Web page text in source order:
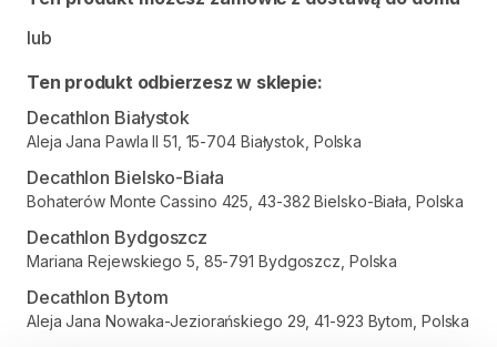
lub
Ten produkt odbierzesz w sklepie:
Decathlon Białystok
Aleja Jana Pawla II 51, 15-704 Białystok, Polska
Decathlon Bielsko-Biała
Bohaterów Monte Cassino 425, 43-382 Bielsko-Biała, Polska
Decathlon Bydgoszcz
Mariana Rejewskiego 5, 85-791 Bydgoszcz, Polska
Decathlon Bytom
Aleja Jana Nowaka-Jeziorańskiego 29, 41-923 Bytom, Polska